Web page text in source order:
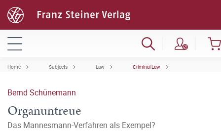
Home Subjects Law Criminal Law
Bernd Schünemann
Organuntreue
Das Mannesmann-Verfahren als Exempel?